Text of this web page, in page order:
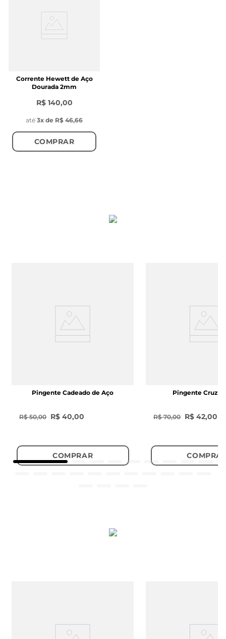
Corrente Hewett de Aço
Dourada 2mm
R$ 140,00
até 3x de R$ 46,66
COMPRAR
Pingente Cadeado de Aço
R$ 50,00 R$ 40,00
COMPRAR
Pingente Cruz
R$ 70,00 R$ 42,00